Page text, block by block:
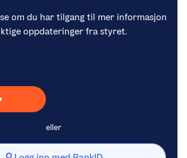
om du har tilgang til mer informasjon
oppdateringer fra styret.
…
eller